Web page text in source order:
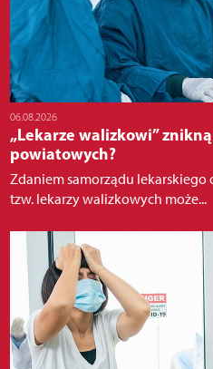
06.08.2026
„Lekarze walizkowi”
powiatowych?
Zdaniem samorządu
tzw. lekarzy walizkowych może...